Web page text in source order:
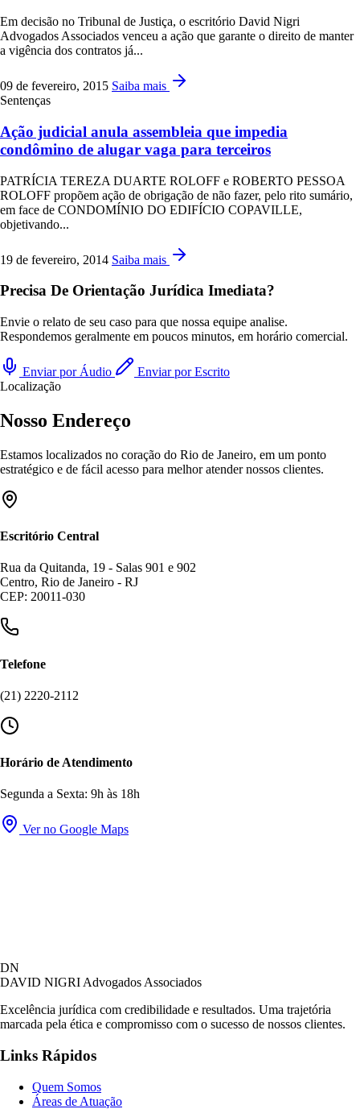
Em decisão no Tribunal de Justiça, o escritório David Nigri
Advogados Associados venceu a ação que garante o direito de manter
a vigência dos contratos já...
09 de fevereiro, 2015 Saiba mais
Sentenças
Ação judicial anula assembleia que impedia
condômino de alugar vaga para terceiros
PATRÍCIA TEREZA DUARTE ROLOFF e ROBERTO PESSOA
ROLOFF propõem ação de obrigação de não fazer, pelo rito sumário,
em face de CONDOMÍNIO DO EDIFÍCIO COPAVILLE,
objetivando...
19 de fevereiro, 2014 Saiba mais
Precisa De Orientação Jurídica Imediata?
Envie o relato de seu caso para que nossa equipe analise.
Respondemos geralmente em poucos minutos, em horário comercial.
Enviar por Áudio
Enviar por Escrito
Localização
Nosso Endereço
Estamos localizados no coração do Rio de Janeiro, em um ponto
estratégico e de fácil acesso para melhor atender nossos clientes.
Escritório Central
Rua da Quitanda, 19 - Salas 901 e 902
Centro, Rio de Janeiro - RJ
CEP: 20011-030
Telefone
(21) 2220-2112
Horário de Atendimento
Segunda a Sexta: 9h às 18h
Ver no Google Maps
DN
DAVID NIGRIAdvogados Associados
Excelência jurídica com credibilidade e resultados. Uma trajetória
marcada pela ética e compromisso com o sucesso de nossos clientes.
Links Rápidos
Quem Somos
Áreas de Atuação
Online agora
Para que possamos ajudá-lo, por favor, informe
como deseja falar com nossa equipe.